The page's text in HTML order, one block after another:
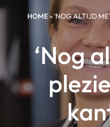
HOME»‘NOG ALTIJD
‘Nog